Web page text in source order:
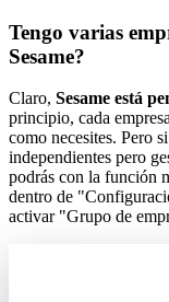
Tengo varias
Sesame?
Claro, Sesame está
principio, cada empresa
como necesites. Pero si
independientes pero
podrás con la función
dentro de "Configuraci
activar "Grupo de